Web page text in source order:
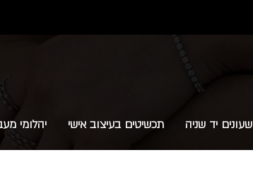
שעונים יד שניה תכשיטים בעיצוב אישי יהלומי